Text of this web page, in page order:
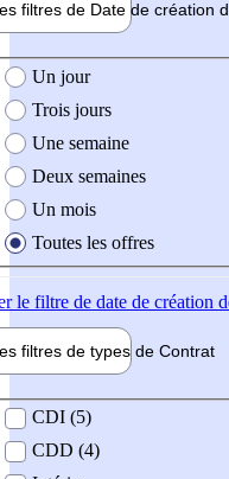
filtres de Date de création
création de l'offre
Un jour
Trois jours
Une semaine
Deux semaines
Un mois
Toutes les offres
le filtre de date de création
filtres de types de Contrat
contrat
CDI (5)
CDD (4)